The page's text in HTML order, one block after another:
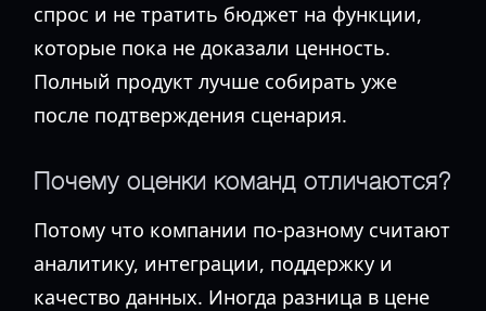
спрос и не тратить бюджет на функции,
которые пока не доказали ценность.
Полный продукт лучше собирать уже
после подтверждения сценария.
Почему оценки команд отличаются?
Потому что компании по-разному считают
аналитику, интеграции, поддержку и
качество данных. Иногда разница в цене